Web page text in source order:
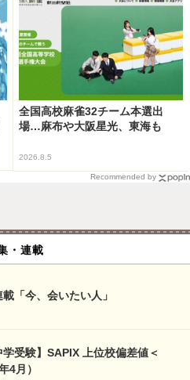
全国高校麻雀32チーム本選出
場…麻布や大阪星光、東海も
2026.8.5
Recommended by
・連載
「今、会いたい人」
受験】SAPIX 上位校偏差値＜
4月）